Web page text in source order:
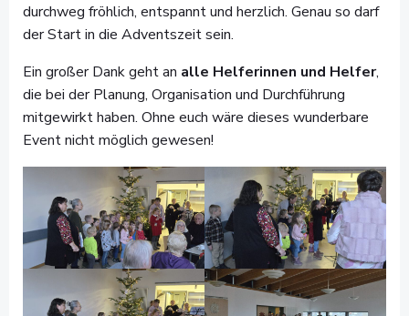
durchweg fröhlich, entspannt und herzlich. Genau so darf
der Start in die Adventszeit sein.
Ein großer Dank geht an alle Helferinnen und Helfer,
die bei der Planung, Organisation und Durchführung
mitgewirkt haben. Ohne euch wäre dieses wunderbare
Event nicht möglich gewesen!